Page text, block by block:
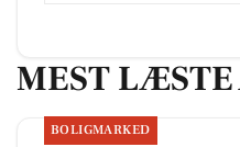
MEST
BOLIGMARKED